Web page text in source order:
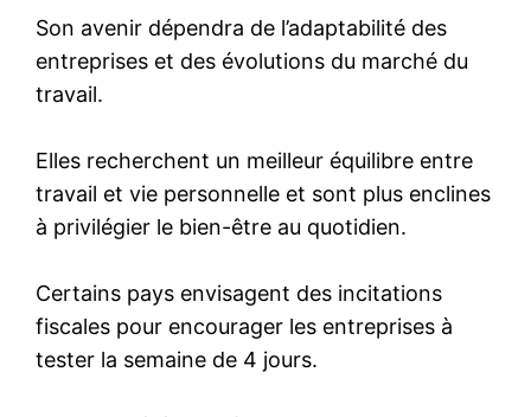
Son avenir dépendra de l’adaptabilité des
entreprises et des évolutions du marché du
travail.
Elles recherchent un meilleur équilibre entre
travail et vie personnelle et sont plus enclines
à privilégier le bien-être au quotidien.
Certains pays envisagent des incitations
fiscales pour encourager les entreprises à
tester la semaine de 4 jours.